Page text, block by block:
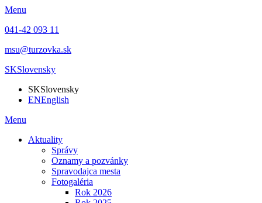
Menu
041-42 093 11
msu@turzovka.sk
SKSlovensky
SKSlovensky
ENEnglish
Menu
Aktuality
Správy
Oznamy a pozvánky
Spravodajca mesta
Fotogaléria
Rok 2026